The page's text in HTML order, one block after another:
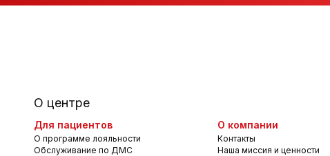
О центре
Для пациентов
О программе лояльности
Обслуживание по ДМС
О компании
Контакты
Наша миссия и ценности